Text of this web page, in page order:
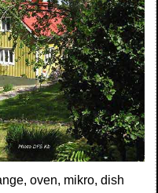
oven, mikro, dish